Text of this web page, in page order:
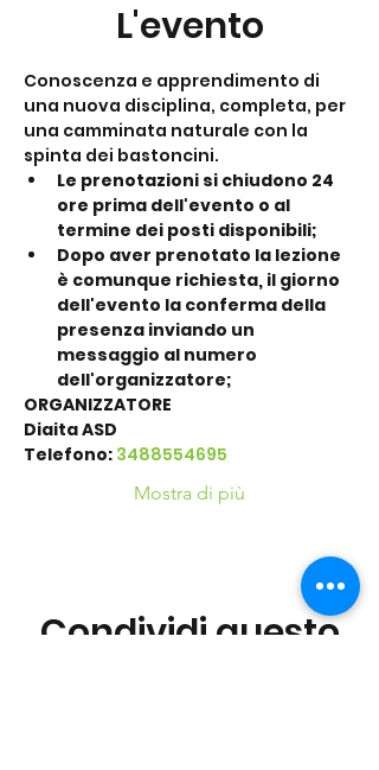
L'evento
Conoscenza e apprendimento di
una nuova disciplina, completa, per
una camminata naturale con la
spinta dei bastoncini.
Le prenotazioni si chiudono 24
ore prima dell'evento o al
termine dei posti disponibili;
Dopo aver prenotato la lezione
è comunque richiesta, il giorno
dell'evento la conferma della
presenza inviando un
messaggio al numero
dell'organizzatore;
ORGANIZZATORE
Diaita ASD
Telefono: 3488554695
Mostra di più
Condividi questo